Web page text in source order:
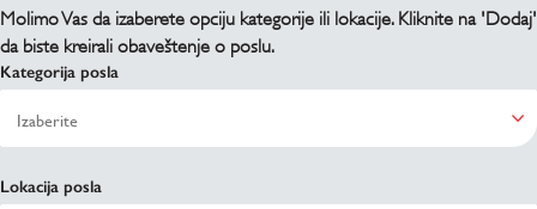
Molimo Vas da izaberete opciju kategorije ili lokacije. Kliknite na 'Dodaj'
da biste kreirali obaveštenje o poslu.
Kategorija posla
Lokacija posla